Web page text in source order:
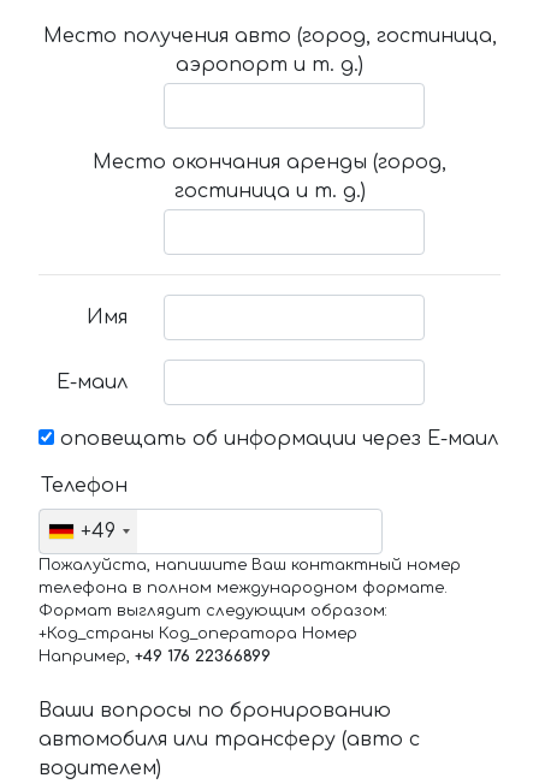
Место получения авто (город, гостиница,
аэропорт и т. д.)
Место окончания аренды (город,
гостиница и т. д.)
Имя
Е-маил
оповещать об информации через Е-маил
Телефон
+49
Пожалуйста, напишите Ваш контактный номер
телефона в полном международном формате.
Формат выглядит следующим образом:
+Код_страны Код_оператора Номер
Например, +49 176 22366899
Ваши вопросы по бронированию
автомобиля или трансферу (авто с
водителем)